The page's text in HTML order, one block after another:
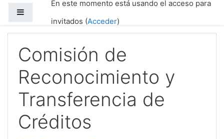
Salta al contenido principalEn este momento está usando el acceso para
invitados (Acceder)
Comisión de
Reconocimiento y
Transferencia de
Créditos